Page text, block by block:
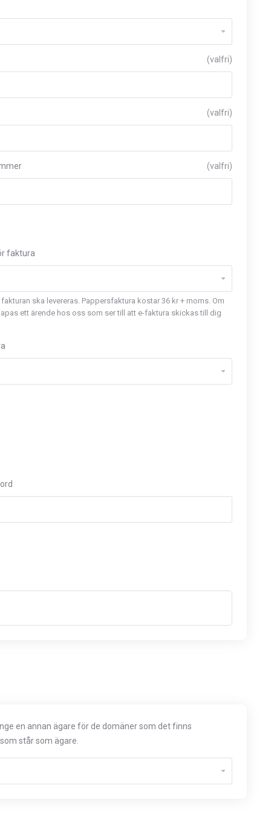
(valfri)
(valfri)
(valfri)
faktura
ska levereras. Pappersfaktura kostar 36 kr + moms. Om
ett ärende hos oss som ser till att e-faktura skickas till dig
en annan ägare för de domäner som det finns
står som ägare.